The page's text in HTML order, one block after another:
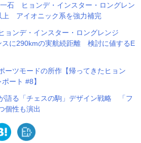
石 ヒョンデ・インスター・ロングレン
アイオニック系を強力補完
ンデ・インスター・ロングレンジ
スに290kmの実航続距離 検討に値するE
ーツモードの所作【帰ってきたヒョン
ート #8】
語る「チェスの駒」デザイン戦略 「フ
個性も演出